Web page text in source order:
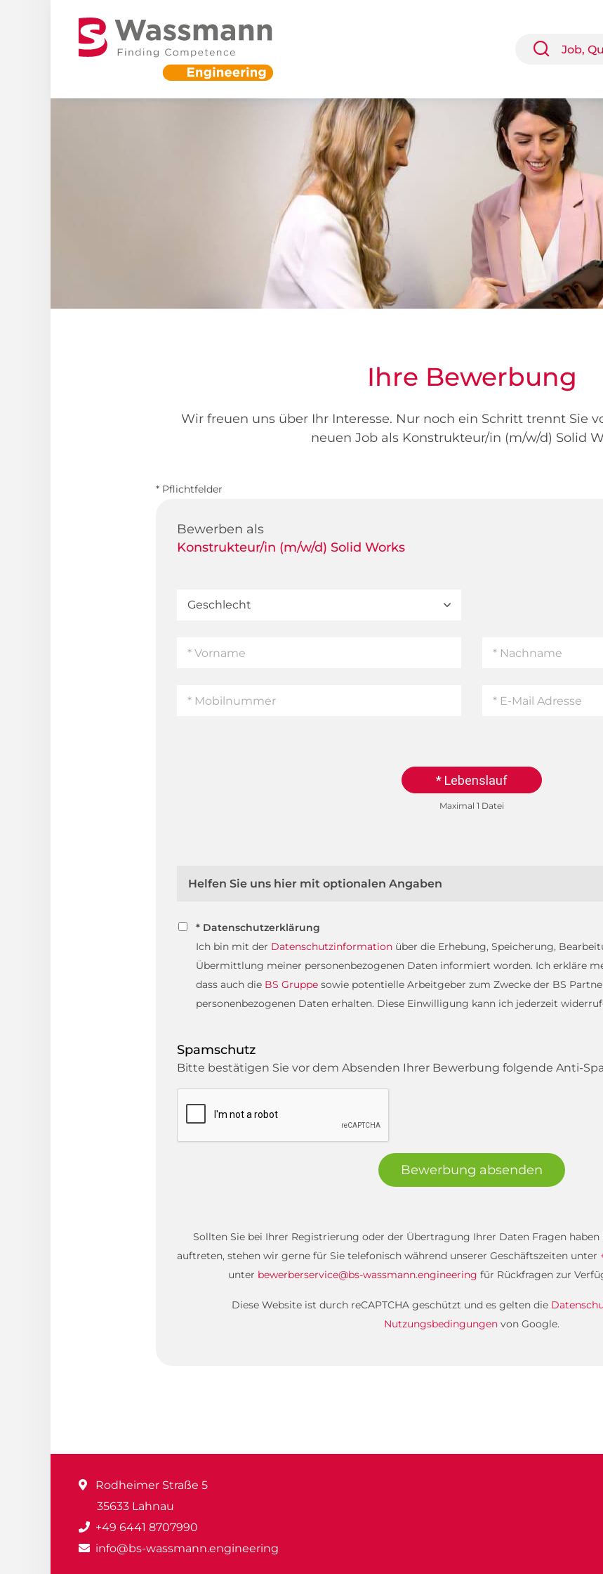
Ihre Bewerbung
Wir freuen uns über Ihr Interesse. Nur noch ein Schritt trennt Sie
neuen Job als Konstrukteur/in (m/w/d) Solid
* Pflichtfelder
Bewerben als
Konstrukteur/in (m/w/d) Solid Works
* Lebenslauf
Maximal 1 Datei
Helfen Sie uns hier mit optionalen Angaben
* Datenschutzerklärung
Ich bin mit der Datenschutzinformation über die Erhebung, Speicherung,
Übermittlung meiner personenbezogenen Daten informiert worden. Ich erkläre
dass auch die BS Gruppe sowie potentielle Arbeitgeber zum Zwecke der BS
personenbezogenen Daten erhalten. Diese Einwilligung kann ich jederzeit
Spamschutz
Bitte bestätigen Sie vor dem Absenden Ihrer Bewerbung folgende Anti-
Bewerbung absenden
Sollten Sie bei Ihrer Registrierung oder der Übertragung Ihrer Daten Fragen
auftreten, stehen wir gerne für Sie telefonisch während unserer Geschäftszeiten unter
unter bewerberservice@bs-wassmann.engineering für Rückfragen zur
Diese Website ist durch reCAPTCHA geschützt und es gelten die
Nutzungsbedingungen von Google.
Rodheimer Straße 5
35633 Lahnau
+49 6441 8707990
info@bs-wassmann.engineering